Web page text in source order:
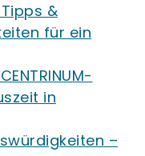
&
für ein
in
–